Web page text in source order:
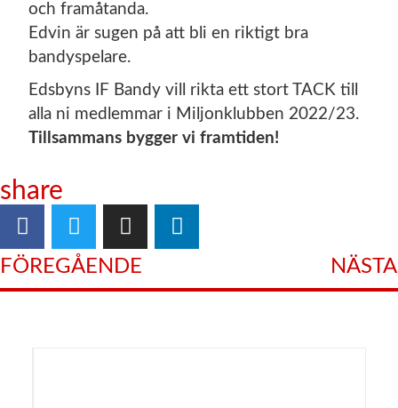
och framåtanda.
Edvin är sugen på att bli en riktigt bra
bandyspelare.
Edsbyns IF Bandy vill rikta ett stort TACK till
alla ni medlemmar i Miljonklubben 2022/23.
Tillsammans bygger vi framtiden!
share
FÖREGÅENDE NÄSTA